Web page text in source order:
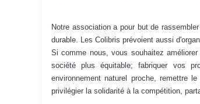
Notre association a pour but de
durable. Les Colibris prévoient aussi
Si comme nous, vous souhaitez
société plus équitable; fabriquer vos
environnement naturel proche, remettre le
privilégier la solidarité à la compétition,